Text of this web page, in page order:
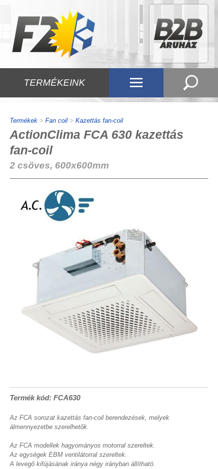
TERMÉKEINK
Termékek > Fan coil > Kazettás fan-coil
ActionClima FCA 630 kazettás
fan-coil
2 csöves, 600x600mm
Termék kód: FCA630
Az FCA sorozat kazettás fan-coil berendezések, melyek
álmennyezetbe szerelhetők.
Az FCA modellek hagyományos motorral szereltek.
Az egységek EBM ventilátorral szereltek.
A levegő kifújásának iránya négy irányban állítható.